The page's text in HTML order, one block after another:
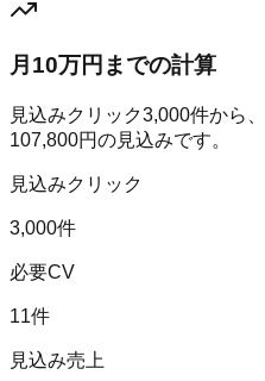
月10万円までの計算
見込みクリック3,000件から
107,800円の見込みです。
見込みクリック
3,000件
必要CV
11件
見込み売上